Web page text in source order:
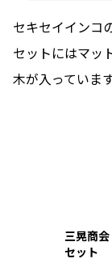
セキセイインコ
セットにはマッ
木が入っています
三晃商
セット